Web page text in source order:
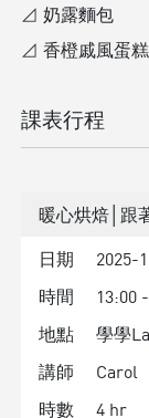
⊿ 奶露麵包
⊿ 香橙戚風蛋糕
課表行程
暖心烘焙│跟
日期
2025-
時間
13:00
地點
學學
講師
Carol
時數
4 hr